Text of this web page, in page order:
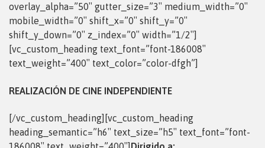
overlay_alpha=”50″ gutter_size=”3″ medium_width=”0″
mobile_width=”0″ shift_x=”0″ shift_y=”0″
shift_y_down=”0″ z_index=”0″ width=”1/2″]
[vc_custom_heading text_font=”font-186008″
text_weight=”400″ text_color=”color-dfgh”]
REALIZACIÓN DE CINE INDEPENDIENTE
[/vc_custom_heading][vc_custom_heading
heading_semantic=”h6″ text_size=”h5″ text_font=”font-